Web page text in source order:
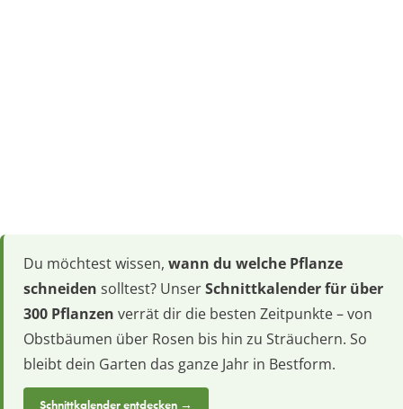
Du möchtest wissen, wann du welche Pflanze
schneiden solltest? UnserSchnittkalender für über
300 Pflanzen verrät dir die besten Zeitpunkte – von
Obstbäumen über Rosen bis hin zu Sträuchern. So
bleibt dein Garten das ganze Jahr in Bestform.
Schnittkalender entdecken →